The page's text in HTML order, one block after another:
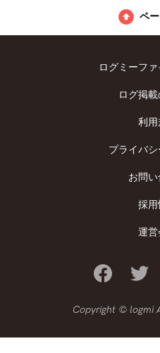
ペ
ログミーフ
ログ掲
利用
プライバ
お問
採用
運営
Copyright © logmi